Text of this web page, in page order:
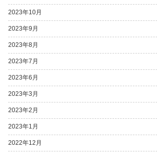
2023年10月
2023年9月
2023年8月
2023年7月
2023年6月
2023年3月
2023年2月
2023年1月
2022年12月